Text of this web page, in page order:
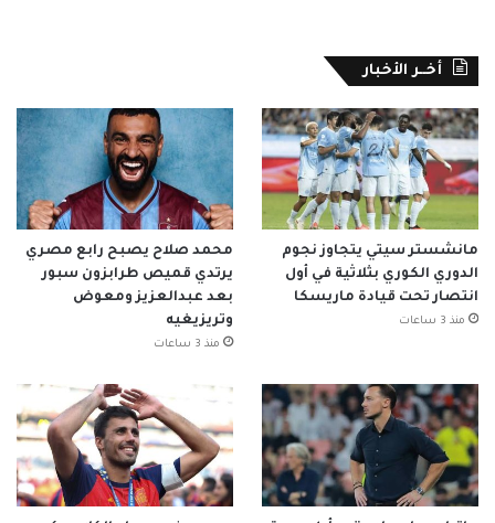
أخــر الأخبار
مانشستر سيتي يتجاوز نجوم
الدوري الكوري بثلاثية في أول
انتصار تحت قيادة ماريسكا
منذ 3 ساعات
محمد صلاح يصبح رابع مصري
يرتدي قميص طرابزون سبور
بعد عبدالعزيز ومعوض
وتريزيغيه
منذ 3 ساعات